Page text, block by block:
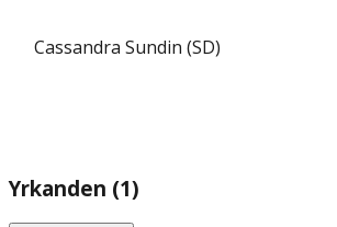
Cassandra Sundin (SD)
Yrkanden (1)